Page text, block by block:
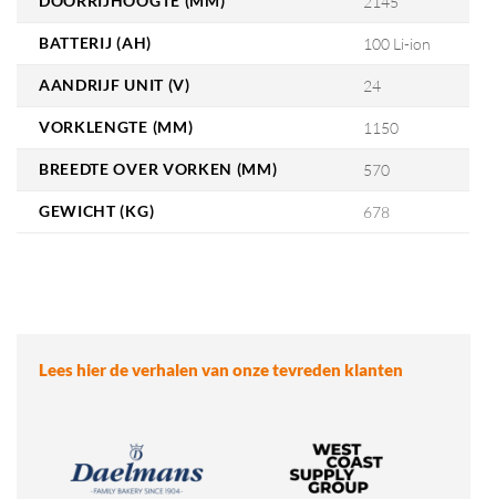
BATTERIJ (AH) 100 Li-ion
AANDRIJF UNIT (V) 24
VORKLENGTE (MM) 1150
BREEDTE OVER VORKEN (MM) 570
GEWICHT (KG) 678
Lees hier de verhalen van onze tevreden klanten